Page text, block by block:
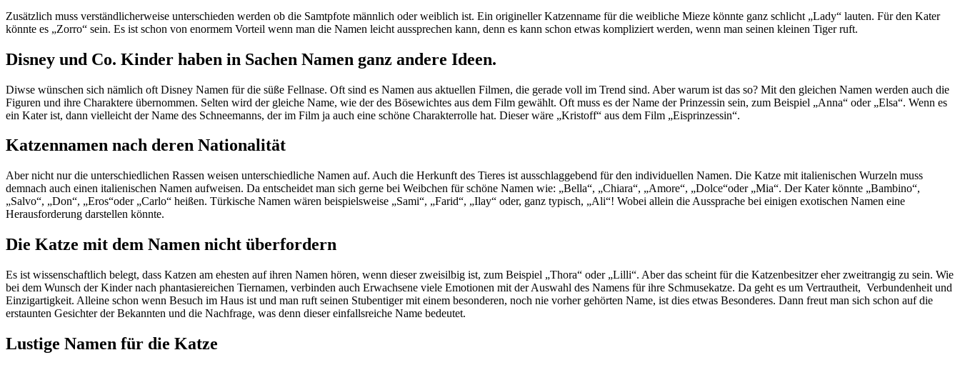
Zusätzlich muss verständlicherweise unterschieden werden ob die Samtpfote männlich oder weiblich ist. Ein origineller Katzenname für die weibliche Mieze könnte ganz schlicht „Lady“ lauten. Für den Kater
könnte es „Zorro“ sein. Es ist schon von enormem Vorteil wenn man die Namen leicht aussprechen kann, denn es kann schon etwas kompliziert werden, wenn man seinen kleinen Tiger ruft.
Disney und Co. Kinder haben in Sachen Namen ganz andere Ideen.
Diwse wünschen sich nämlich oft Disney Namen für die süße Fellnase. Oft sind es Namen aus aktuellen Filmen, die gerade voll im Trend sind. Aber warum ist das so? Mit den gleichen Namen werden auch die
Figuren und ihre Charaktere übernommen. Selten wird der gleiche Name, wie der des Bösewichtes aus dem Film gewählt. Oft muss es der Name der Prinzessin sein, zum Beispiel „Anna“ oder „Elsa“. Wenn es
ein Kater ist, dann vielleicht der Name des Schneemanns, der im Film ja auch eine schöne Charakterrolle hat. Dieser wäre „Kristoff“ aus dem Film „Eisprinzessin“.
Katzennamen nach deren Nationalität
Aber nicht nur die unterschiedlichen Rassen weisen unterschiedliche Namen auf. Auch die Herkunft des Tieres ist ausschlaggebend für den individuellen Namen. Die Katze mit italienischen Wurzeln muss
demnach auch einen italienischen Namen aufweisen. Da entscheidet man sich gerne bei Weibchen für schöne Namen wie: „Bella“, „Chiara“, „Amore“, „Dolce“oder „Mia“. Der Kater könnte „Bambino“,
„Salvo“, „Don“, „Eros“oder „Carlo“ heißen. Türkische Namen wären beispielsweise „Sami“, „Farid“, „Ilay“ oder, ganz typisch, „Ali“! Wobei allein die Aussprache bei einigen exotischen Namen eine
Herausforderung darstellen könnte.
Die Katze mit dem Namen nicht überfordern
Es ist wissenschaftlich belegt, dass Katzen am ehesten auf ihren Namen hören, wenn dieser zweisilbig ist, zum Beispiel „Thora“ oder „Lilli“. Aber das scheint für die Katzenbesitzer eher zweitrangig zu sein. Wie
bei dem Wunsch der Kinder nach phantasiereichen Tiernamen, verbinden auch Erwachsene viele Emotionen mit der Auswahl des Namens für ihre Schmusekatze. Da geht es um Vertrautheit, Verbundenheit und
Einzigartigkeit. Alleine schon wenn Besuch im Haus ist und man ruft seinen Stubentiger mit einem besonderen, noch nie vorher gehörten Name, ist dies etwas Besonderes. Dann freut man sich schon auf die
erstaunten Gesichter der Bekannten und die Nachfrage, was denn dieser einfallsreiche Name bedeutet.
Lustige Namen für die Katze